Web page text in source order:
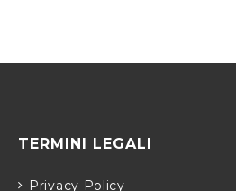
TERMINI LEGALI
Privacy Policy